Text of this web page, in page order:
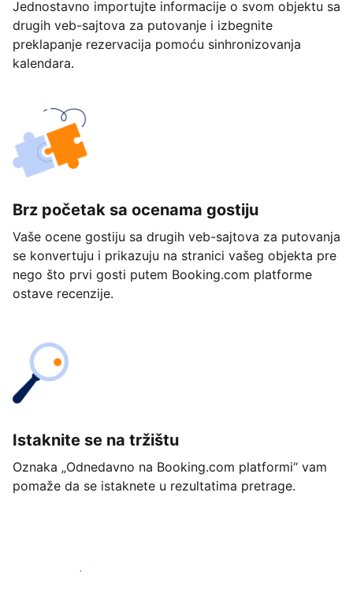
Jednostavno importujte informacije o svom objektu sa
drugih veb-sajtova za putovanje i izbegnite
preklapanje rezervacija pomoću sinhronizovanja
kalendara.
Brz početak sa ocenama gostiju
Vaše ocene gostiju sa drugih veb-sajtova za putovanja
se konvertuju i prikazuju na stranici vašeg objekta pre
nego što prvi gosti putem Booking.com platforme
ostave recenzije.
Istaknite se na tržištu
Oznaka „Odnedavno na Booking.com platformi“ vam
pomaže da se istaknete u rezultatima pretrage.
Počnite već danas